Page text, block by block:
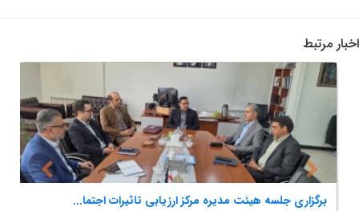
اخبار مرتبط
برگزاری جلسه هیئت مدیره مرکز ارزیابی تاثیرات اجتما...